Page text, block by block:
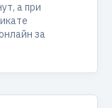
а при
за